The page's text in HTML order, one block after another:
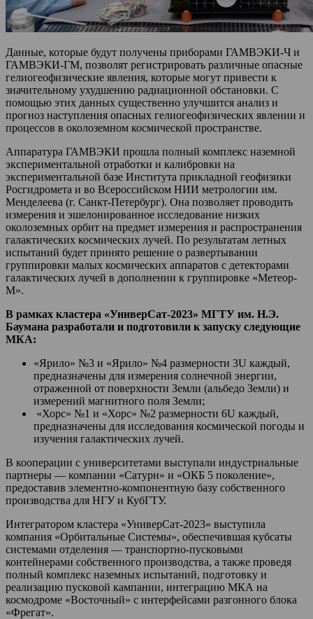
Данные, которые будут получены приборами ГАМВЭКИ-Ч и
ГАМВЭКИ-ГМ, позволят регистрировать различные опасные
гелиогеофизические явления, которые могут привести к
значительному ухудшению радиационной обстановки. С
помощью этих данных существенно улучшится анализ и
прогноз наступления опасных гелиогеофизических явлении и
процессов в околоземном космической пространстве.
Аппаратура ГАМВЭКИ прошла полный комплекс наземной
экспериментальной отработки и калибровки на
экспериментальной базе Института прикладной геофизики
Росгидромета и во Всероссийском НИИ метрологии им.
Менделеева (г. Санкт-Петербург). Она позволяет проводить
измерения и эшелонированное исследование низких
околоземных орбит на предмет измерения и распространения
галактических космических лучей. По результатам летных
испытаний будет принято решение о развертывании
группировки малых космических аппаратов с детекторами
галактических лучей в дополнении к группировке «Метеор-
М».
В рамках кластера «УниверСат-2023» МГТУ им. Н.Э.
Баумана разработали и подготовили к запуску следующие
МКА:
«Ярило» №3 и «Ярило» №4 размерности 3U каждый,
предназначены для измерения солнечной энергии,
отраженной от поверхности Земли (альбедо Земли) и
измерений магнитного поля Земли;
«Хорс» №1 и «Хорс» №2 размерности 6U каждый,
предназначены для исследования космической погоды и
изучения галактических лучей.
В кооперации с университетами выступали индустриальные
партнеры — компании «Сатурн» и «ОКБ 5 поколение»,
предоставив элементно-компонентную базу собственного
производства для НГУ и КубГТУ.
Интегратором кластера «УниверСат-2023» выступила
компания «Орбитальные Системы», обеспечившая кубсаты
системами отделения — транспортно-пусковыми
контейнерами собственного производства, а также проведя
полный комплекс наземных испытаний, подготовку и
реализацию пусковой кампании, интеграцию МКА на
космодроме «Восточный» с интерфейсами разгонного блока
«Фрегат».